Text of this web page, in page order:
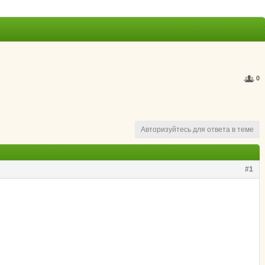
0
Авторизуйтесь для ответа в теме
#1